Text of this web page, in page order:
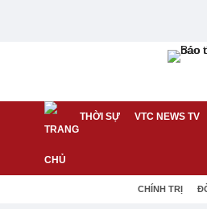
THỜI SỰ VTC NEWS TV
CHÍNH TRỊ